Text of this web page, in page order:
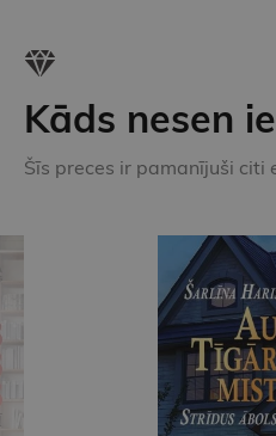
Kāds nesen
Šīs preces ir pamanījuši